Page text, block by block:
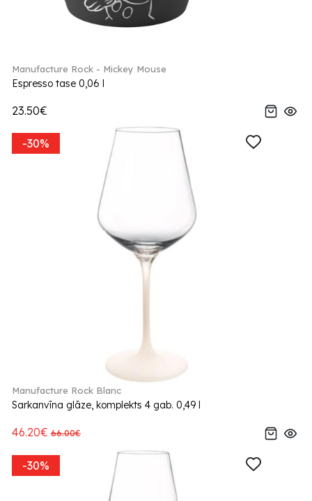
Manufacture Rock - Mickey Mouse
Espresso tase 0,06 l
23.50€
-30%
Manufacture Rock Blanc
Sarkanvīna glāze, komplekts 4 gab. 0,49 l
46.20€ 66.00€
-30%